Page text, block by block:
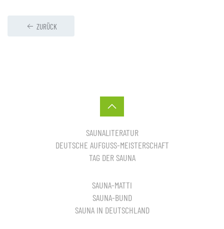
ZURÜCK
SAUNALITERATUR
DEUTSCHE AUFGUSS-MEISTERSCHAFT
TAG DER SAUNA
SAUNA-MATTI
SAUNA-BUND
SAUNA IN DEUTSCHLAND